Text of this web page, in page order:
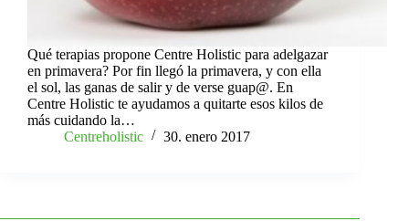
Qué terapias propone Centre Holistic para adelgazar
en primavera? Por fin llegó la primavera, y con ella
el sol, las ganas de salir y de verse guap@. En
Centre Holistic te ayudamos a quitarte esos kilos de
más cuidando la…
Centreholistic
30. enero 2017